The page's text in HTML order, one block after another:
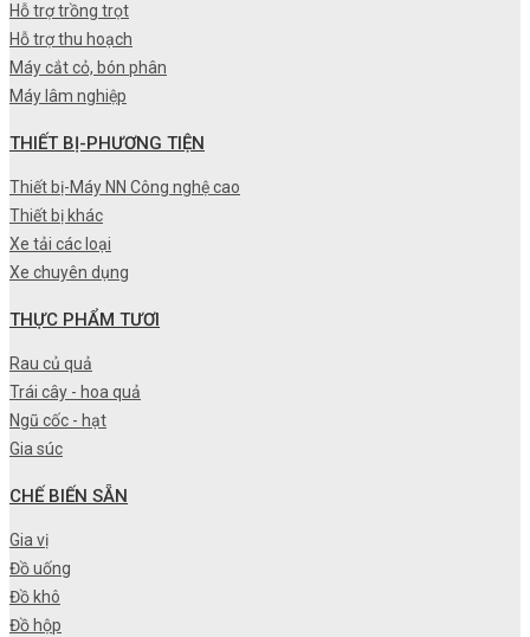
Hỗ trợ trồng trọt
Hỗ trợ thu hoạch
Máy cắt cỏ, bón phân
Máy lâm nghiệp
THIẾT BỊ-PHƯƠNG TIỆN
Thiết bị-Máy NN Công nghệ cao
Thiết bị khác
Xe tải các loại
Xe chuyên dụng
THỰC PHẨM TƯƠI
Rau củ quả
Trái cây - hoa quả
Ngũ cốc - hạt
Gia súc
CHẾ BIẾN SẴN
Gia vị
Đồ uống
Đồ khô
Đồ hộp